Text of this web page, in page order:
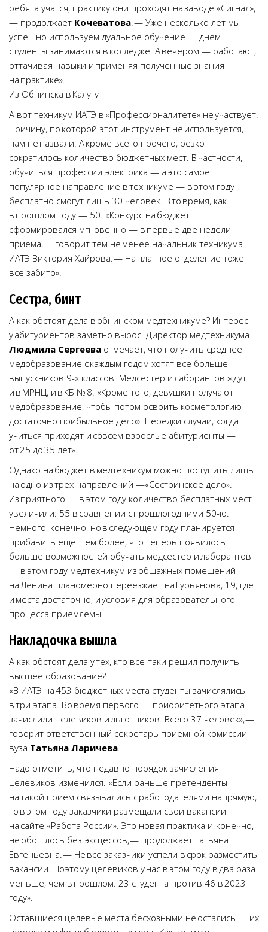
ребята учатся, практику они проходят на заводе «Сигнал»,
— продолжает Кочеватова. — Уже несколько лет мы
успешно используем дуальное обучение — днем
студенты занимаются в колледже. А вечером — работают,
оттачивая навыки и применяя полученные знания
на практике».
Из Обнинска в Калугу
А вот техникум ИАТЭ в «Профессионалитете» не участвует.
Причину, по которой этот инструмент не используется,
нам не назвали. А кроме всего прочего, резко
сократилось количество бюджетных мест. В частности,
обучиться профессии электрика — а это самое
популярное направление в техникуме — в этом году
бесплатно смогут лишь 30 человек. В то время, как
в прошлом году — 50. «Конкурс на бюджет
сформировался мгновенно — в первые две недели
приема, — говорит тем не менее начальник техникума
ИАТЭ Виктория Хайрова. — На платное отделение тоже
все забито».
Сестра, бинт
А как обстоят дела в обнинском медтехникуме? Интерес
у абитуриентов заметно вырос. Директор медтехникума
Людмила Сергеева отмечает, что получить среднее
медобразование с каждым годом хотят все больше
выпускников 9-х классов. Медсестер и лаборантов ждут
и в МРНЦ, и в КБ № 8. «Кроме того, девушки получают
медобразование, чтобы потом освоить косметологию —
достаточно прибыльное дело». Нередки случаи, когда
учиться приходят и совсем взрослые абитуриенты —
от 25 до 35 лет».
Однако на бюджет в медтехникум можно поступить лишь
на одно из трех направлений —«Сестринское дело».
Из приятного — в этом году количество бесплатных мест
увеличили: 55 в сравнении с прошлогодними 50-ю.
Немного, конечно, но в следующем году планируется
прибавить еще. Тем более, что теперь появилось
больше возможностей обучать медсестер и лаборантов
— в этом году медтехникум из общажных помещений
на Ленина планомерно переезжает на Гурьянова, 19, где
и места достаточно, и условия для образовательного
процесса приемлемы.
Накладочка вышла
А как обстоят дела у тех, кто все-таки решил получить
высшее образование?
«В ИАТЭ на 453 бюджетных места студенты зачислялись
в три этапа. Во время первого — приоритетного этапа —
зачислили целевиков и льготников. Всего 37 человек», —
говорит ответственный секретарь приемной комиссии
вуза Татьяна Ларичева.
Надо отметить, что недавно порядок зачисления
целевиков изменился. «Если раньше претенденты
на такой прием связывались с работодателями напрямую,
то в этом году заказчики размещали свои вакансии
на сайте «Работа России». Это новая практика и, конечно,
не обошлось без эксцессов, — продолжает Татьяна
Евгеньевна. — Не все заказчики успели в срок разместить
вакансии. Поэтому целевиков у нас в этом году в два раза
меньше, чем в прошлом. 23 студента против 46 в 2023
году».
Оставшиеся целевые места бесхозными не остались — их